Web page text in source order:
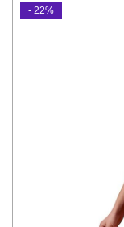
- 22%